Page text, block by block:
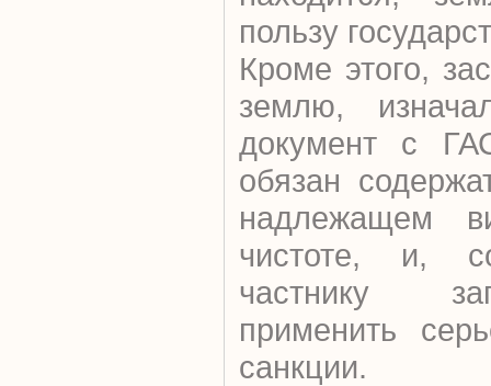
пользу
Кроме этого,
землю,
документ с
обязан
надлежащем
чистоте, и,
частнику
применить
санкции.